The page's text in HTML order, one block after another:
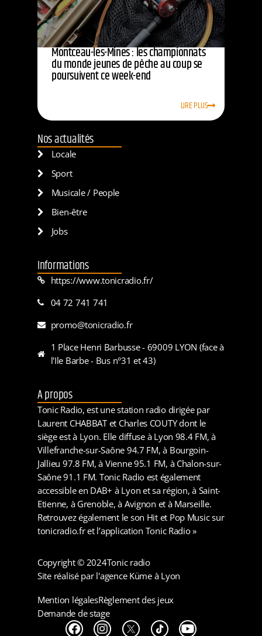
Montceau-les-Mines : les championnats
du monde jeunes de pêche au coup se
poursuivent ce week-end
LIRE PLUS
Nos actualités
Locale
Sport
Musicale / People
Bien-être
Jobs
Informations
https://www.tonicradio.fr/
04 72 741 741
promo@tonicradio.fr
1 Place Henri Barbusse - 69009 LYON (face à
l'Ile Barbe - Bus n°31 et 43)
A propos
Tonic Radio, est une station radio dirigée par
Laurent CHABBAT et Charles COUTY dont le
siège est à Lyon. Elle diffuse à Lyon 98.4 FM, à
Villefranche-sur-Saône 94.7 FM, à Bourgoin-
Jallieu 97.8 FM, à Vienne 95.1 FM, à Chalon-sur-
Saône 91.1 FM. Tonic Radio est également
accessible en DAB+ à Lyon et sa région, à Saint-
Etienne, à Grenoble, à Avignon et à Marseille.
Retrouvez également le son Hit et Pop Music sur
tonicradio.fr et l’application Tonic Radio »
Copyright © 2024Tonic radio
Site réalisé par l'agence Küme à Lyon
Mention légalesRèglement des jeux
Demande de stage